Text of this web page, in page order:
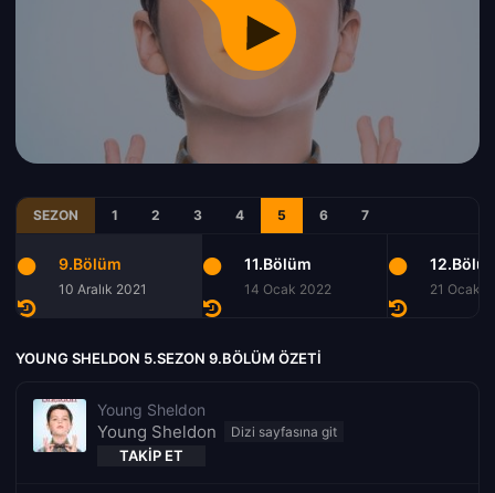
SEZON 1 2 3 4 5 6 7
9.Bölüm
10 Aralık 2021
11.Bölüm
14 Ocak 2022 21 Ocak
YOUNG SHELDON 5.SEZON 9.BÖLÜM ÖZETI
Young Sheldon
Young Sheldon
TAKIP ET